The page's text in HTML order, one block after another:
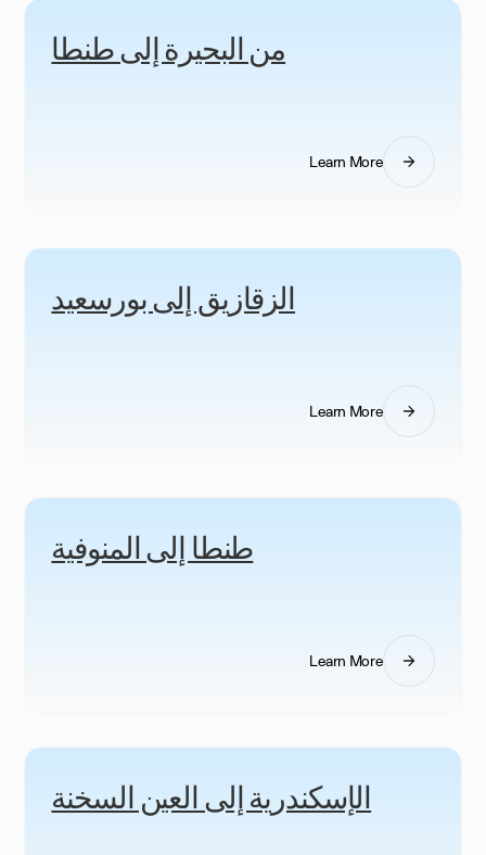
من البحيرة إلى طنطا
Learn More
الزقازيق إلى بورسعيد
Learn More
طنطا إلى المنوفية
Learn More
الإسكندرية إلى العين السخنة